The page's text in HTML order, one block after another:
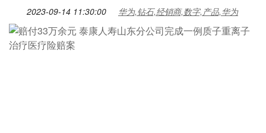
2023-09-14 11:30:00 华为,钻石,经销商,数字,产品,华为